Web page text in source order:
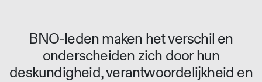
BNO-leden maken het verschil en
onderscheiden zich door hun
deskundigheid, verantwoordelijkheid en